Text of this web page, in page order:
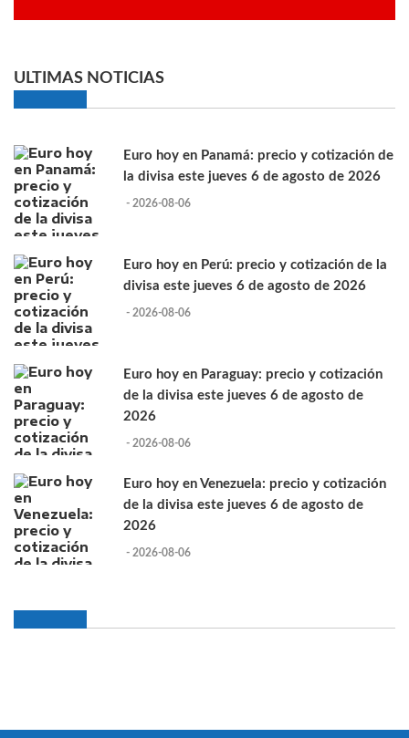
ULTIMAS NOTICIAS
Euro hoy en Panamá: precio y cotización de
la divisa este jueves 6 de agosto de 2026
- 2026-08-06
Euro hoy en Perú: precio y cotización de la
divisa este jueves 6 de agosto de 2026
- 2026-08-06
Euro hoy en Paraguay: precio y cotización
de la divisa este jueves 6 de agosto de
2026
- 2026-08-06
Euro hoy en Venezuela: precio y cotización
de la divisa este jueves 6 de agosto de
2026
- 2026-08-06